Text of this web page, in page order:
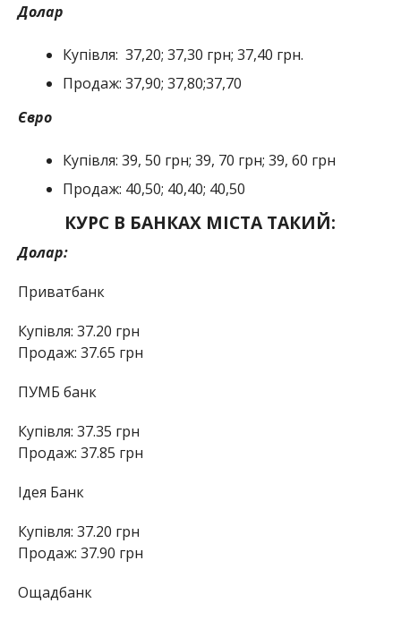
Долар
Купівля: 37,20; 37,30 грн; 37,40 грн.
Продаж: 37,90; 37,80;37,70
Євро
Купівля: 39, 50 грн; 39, 70 грн; 39, 60 грн
Продаж: 40,50; 40,40; 40,50
КУРС В БАНКАХ МІСТА ТАКИЙ:
Долар:
Приватбанк
Купівля: 37.20 грн
Продаж: 37.65 грн
ПУМБ банк
Купівля: 37.35 грн
Продаж: 37.85 грн
Ідея Банк
Купівля: 37.20 грн
Продаж: 37.90 грн
Ощадбанк